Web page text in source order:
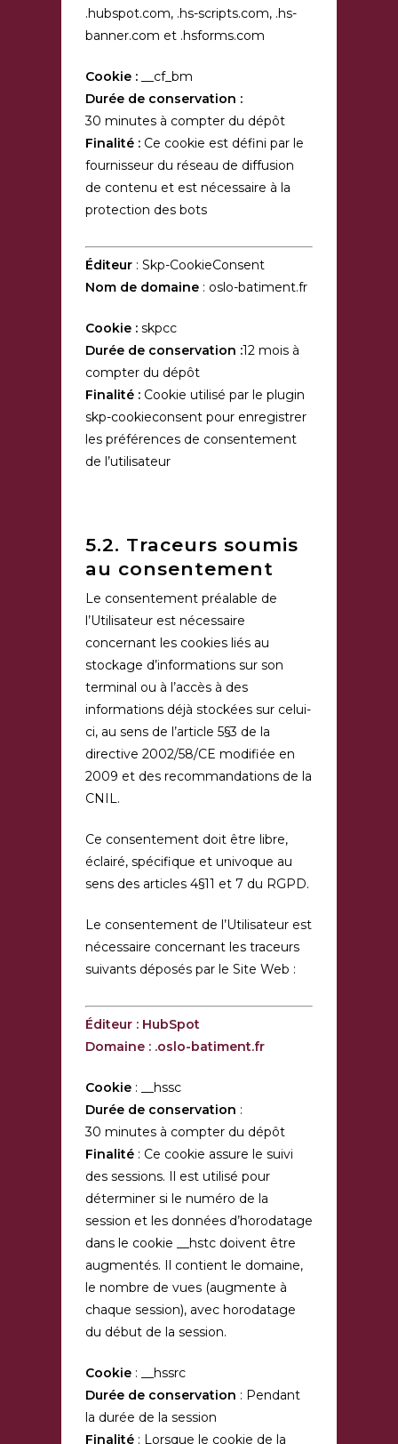
.hubspot.com, .hs-scripts.com, .hs-
banner.com et .hsforms.com
Cookie :__cf_bm
Durée de conservation :
30 minutes à compter du dépôt
Finalité :Ce cookie est défini par le
fournisseur du réseau de diffusion
de contenu et est nécessaire à la
protection des bots
Éditeur: Skp-CookieConsent
Nom de domaine: oslo-batiment.fr
Cookie : skpcc
Durée de conservation :12 mois à
compter du dépôt
Finalité : Cookie utilisé par le plugin
skp-cookieconsent pour enregistrer
les préférences de consentement
de l’utilisateur
5.2. Traceurs soumis
au consentement
Le consentement préalable de
l’Utilisateur est nécessaire
concernant les cookies liés au
stockage d’informations sur son
terminal ou à l’accès à des
informations déjà stockées sur celui-
ci, au sens de l’article 5§3 de la
directive 2002/58/CE modifiée en
2009 et des recommandations de la
CNIL.
Ce consentement doit être libre,
éclairé, spécifique et univoque au
sens des articles 4§11 et 7 du RGPD.
Le consentement de l’Utilisateur est
nécessaire concernant les traceurs
suivants déposés par le Site Web :
Éditeur : HubSpot
Domaine : .oslo-batiment.fr
Cookie : __hssc
Durée de conservation :
30 minutes à compter du dépôt
Finalité : Ce cookie assure le suivi
des sessions. Il est utilisé pour
déterminer si le numéro de la
session et les données d’horodatage
dans le cookie __hstc doivent être
augmentés. Il contient le domaine,
le nombre de vues (augmente à
chaque session), avec horodatage
du début de la session.
Cookie : __hssrc
Durée de conservation : Pendant
la durée de la session
Finalité : Lorsque le cookie de la